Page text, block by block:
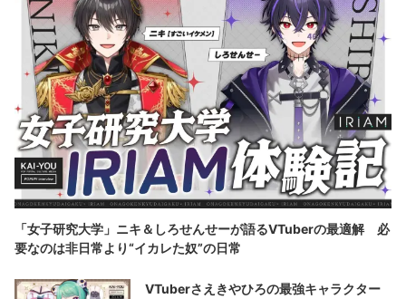
「女子研究大学」ニキ＆しろせんせーが語るVTuberの最適解 必
要なのは非日常より“イカレた奴”の日常
VTuberさえきやひろの最強キャラクター